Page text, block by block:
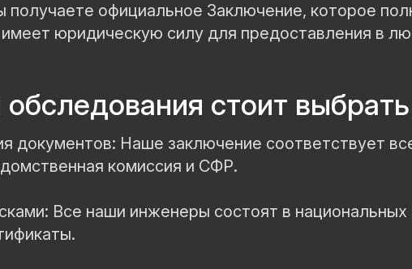
получаете официальное Заключение, которое
имеет юридическую силу для предоставления в
стоит
документов: Наше заключение соответствует
комиссия и СФР.
Все наши инженеры состоят в